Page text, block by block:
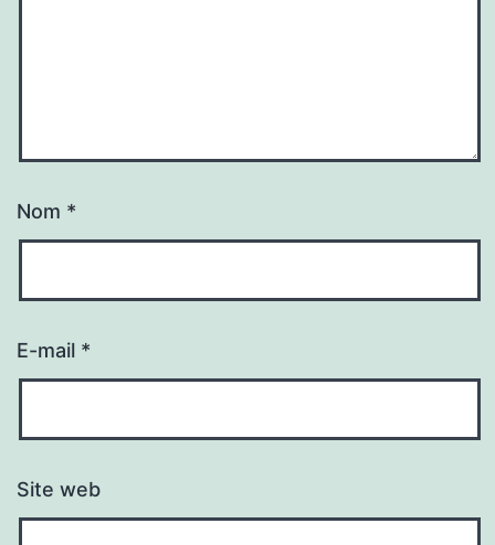
Nom *
E-mail *
Site web